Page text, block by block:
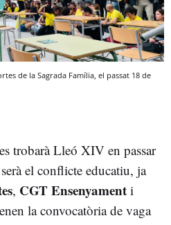
de la Sagrada Família, el passat 18 de
trobarà Lleó XIV en passar
el conflicte educatiu, ja
, CGT Ensenyament i
la convocatòria de vaga